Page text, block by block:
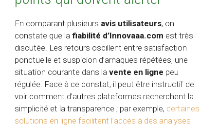
En comparant plusieurs avis utilisateurs, on
constate que la fiabilité d’Innovaaa.com est très
discutée. Les retours oscillent entre satisfaction
ponctuelle et suspicion d’arnaques répétées, une
situation courante dans la vente en ligne peu
régulée. Face à ce constat, il peut être instructif de
voir comment d’autres plateformes recherchent la
simplicité et la transparence ; par exemple, certaines
solutions en ligne facilitent l’accès à des analyses